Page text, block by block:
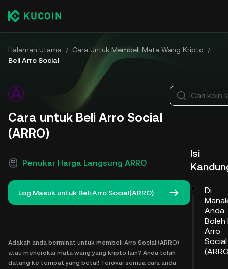
Halaman Utama / Cara Untuk Membeli Mata Wang Kripto
/
Beli Arro Social
Cara untuk Beli Arro Social
(ARRO)
Penukar Harga Langsung ARRO
Log Masuk untuk Beli Arro Social(ARRO)
Adakah anda berminat untuk membeli Arro Social (ARRO)
atau menerokai mata wang yang kripto lain? Anda telah
datang ke tempat yang betul! Terokai semua cara anda
Cari koin
Isi
Di
Anda
Boleh
Arro
Social